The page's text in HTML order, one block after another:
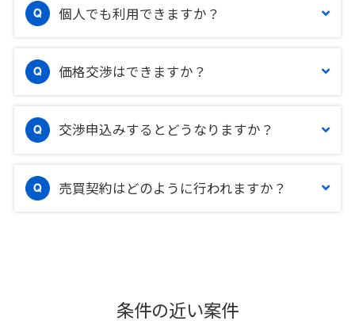
個人でも利用できますか？
価格交渉はできますか？
交渉申込みするとどうなりますか？
売買契約はどのように行われますか？
条件の近い案件